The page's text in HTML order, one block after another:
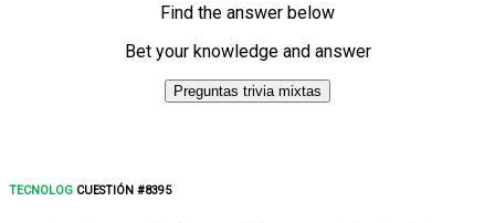
Find the answer below
Bet your knowledge and answer
Preguntas trivia mixtas
TECNOLOG CUESTIÓN #8395